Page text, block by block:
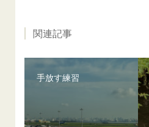
関連記事
手放す練習